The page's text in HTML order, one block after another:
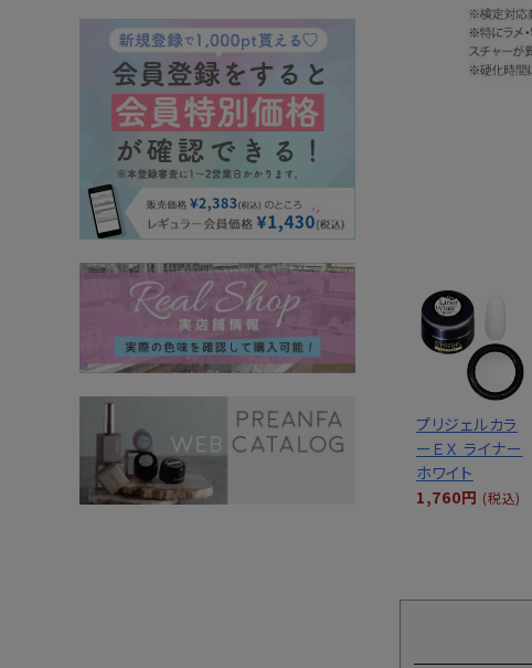
プリジェルカラ
ーＥＸ ライナー
ホワイト
1,760円 (税込)